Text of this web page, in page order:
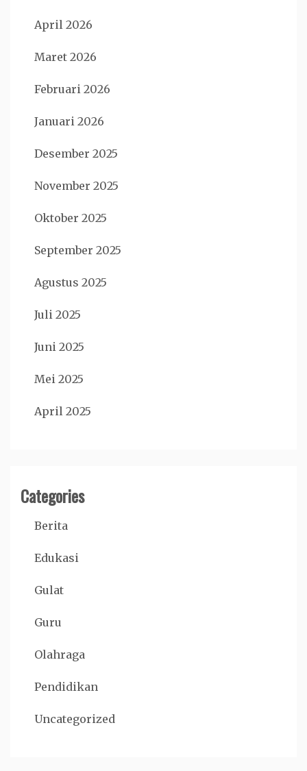
April 2026
Maret 2026
Februari 2026
Januari 2026
Desember 2025
November 2025
Oktober 2025
September 2025
Agustus 2025
Juli 2025
Juni 2025
Mei 2025
April 2025
Categories
Berita
Edukasi
Gulat
Guru
Olahraga
Pendidikan
Uncategorized